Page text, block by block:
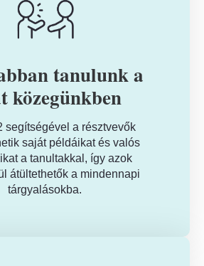
tanulunk a
közegünkben
segítségével a résztvevők
saját példáikat és valós
a tanultakkal, így azok
átültethetők a mindennapi
tárgyalásokba.